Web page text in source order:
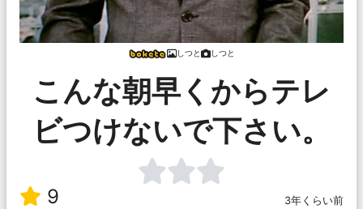
しつと しつと
こんな朝早くからテレ
ビつけないで下さい。
9 3年くらい前